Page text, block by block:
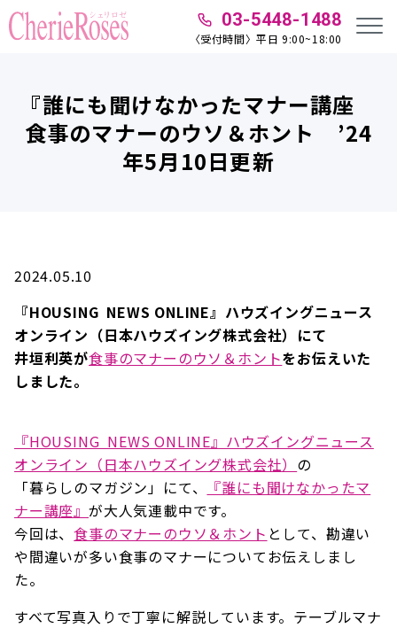
03-5448-1488
〈受付時間〉平日 9:00~18:00
『誰にも聞けなかったマナー講座
食事のマナーのウソ＆ホント ’24
年5月10日更新
2024.05.10
『HOUSING NEWS ONLINE』ハウズイングニュース
オンライン（日本ハウズイング株式会社）にて
井垣利英が食事のマナーのウソ＆ホントをお伝えいた
しました。
『HOUSING NEWS ONLINE』ハウズイングニュース
オンライン（日本ハウズイング株式会社） の
「暮らしのマガジン」にて、
『誰にも聞けなかったマ
ナー講座』 が大人気連載中です。
今回は、食事のマナーのウソ＆ホント として、勘違い
や間違いが多い食事のマナーについてお伝えしまし
た。
すべて写真入りで丁寧に解説しています。テーブルマナ